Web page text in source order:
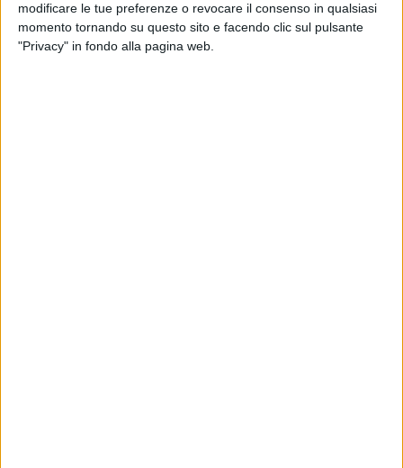
modificare le tue preferenze o revocare il consenso in qualsiasi
momento tornando su questo sito e facendo clic sul pulsante
"Privacy" in fondo alla pagina web.
#ATUPERTU CON MARCO MENGONI
(#RILIVE)